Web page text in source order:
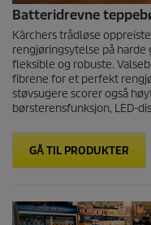
Batteridrevne
Kärchers trådløse
rengjøringsytelse på
fleksible og robuste.
fibrene for et perfekt
støvsugere scorer også
børsterensfunksjon, LED-
GÅ TIL PRODUKTER